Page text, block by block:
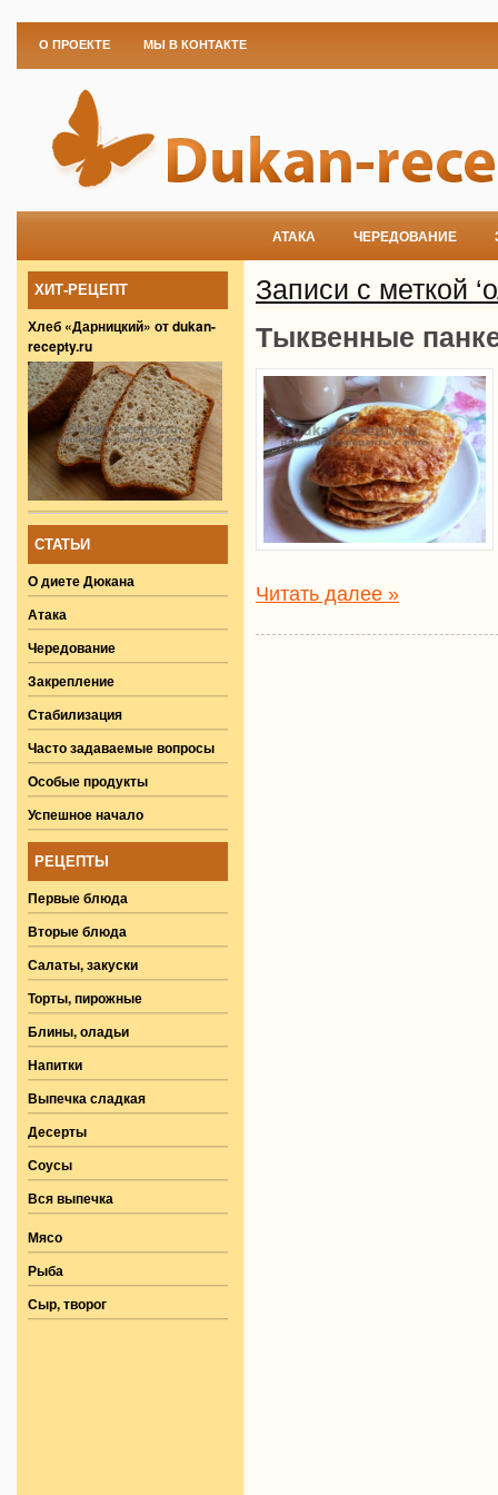
О ПРОЕКТЕ МЫ В КОНТАКТЕ
АТАКА ЧЕРЕДОВАНИЕ
ХИТ-РЕЦЕПТ
Хлеб «Дарницкий» от dukan-
recepty.ru
СТАТЬИ
О диете Дюкана
Атака
Чередование
Закрепление
Стабилизация
Часто задаваемые вопросы
Особые продукты
Успешное начало
РЕЦЕПТЫ
Первые блюда
Вторые блюда
Салаты, закуски
Торты, пирожные
Блины, оладьи
Напитки
Выпечка сладкая
Десерты
Соусы
Вся выпечка
Мясо
Рыба
Сыр, творог
Записи с меткой
Тыквенные
Читать далее »